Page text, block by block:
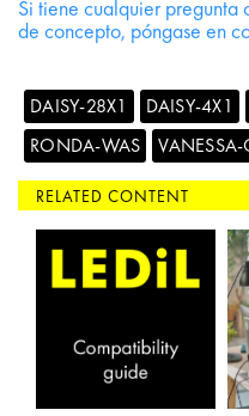
Si tiene cualquier pregunta
de concepto, póngase en
DAISY-28X1 DAISY-4X1
RONDA-WAS
VANESSA-
RELATED CONTENT